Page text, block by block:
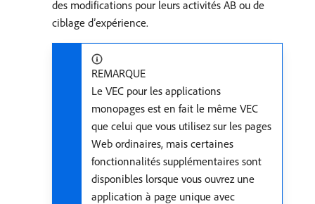
des modifications pour leurs activités AB ou de
ciblage d’expérience.
REMARQUE
Le VEC pour les applications
monopages est en fait le même VEC
que celui que vous utilisez sur les pages
Web ordinaires, mais certaines
fonctionnalités supplémentaires sont
disponibles lorsque vous ouvrez une
application à page unique avec